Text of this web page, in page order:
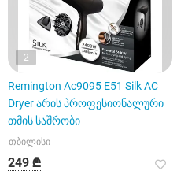
2
Remington Ac9095 E51 Silk AC
Dryer არის პროფესიონალური
თმის საშრობი
თბილისი
249 ₾